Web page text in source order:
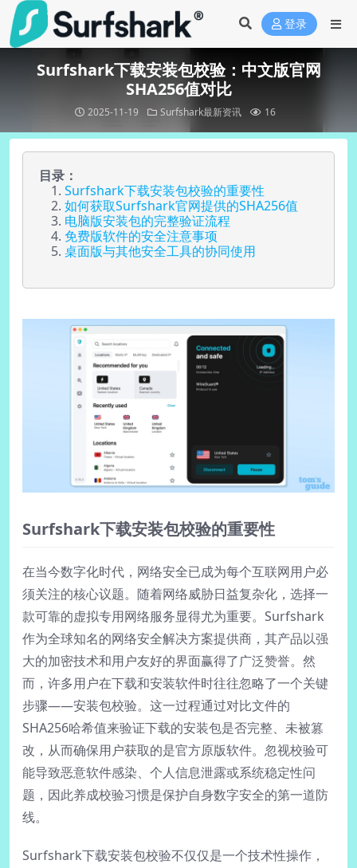
登录
Surfshark下载安装包校验：中文版官网
SHA256值对比
2025-11-19 Surfshark最新资讯 16
目录：
Surfshark下载安装包校验的重要性
如何获取Surfshark官网提供的SHA256值
电脑版安装包的完整验证流程
免费版软件的安全注意事项
桌面版与其他安全工具的协同使用
Surfshark下载安装包校验的重要性
在当今数字化时代，网络安全已成为每个互联网用户必
须关注的核心议题。随着网络威胁日益复杂化，选择一
款可靠的虚拟专用网络服务显得尤为重要。Surfshark
作为全球知名的网络安全解决方案提供商，其产品以强
大的加密技术和用户友好的界面赢得了广泛赞誉。然
而，许多用户在下载和安装软件时往往忽略了一个关键
步骤——安装包校验。这一过程通过对比文件的
SHA256哈希值来验证下载的安装包是否完整、未被篡
改，从而确保用户获取的是官方原版软件。忽视校验可
能导致恶意软件感染、个人信息泄露或系统稳定性问
题，因此养成校验习惯是保护自身数字安全的第一道防
线。
Surfshark下载安装包校验不仅仅是一个技术性操作，